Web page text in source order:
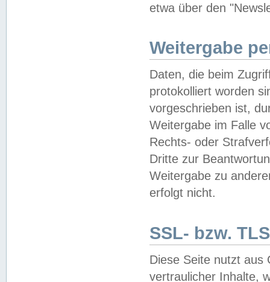
etwa über den
Weitergabe
Daten, die beim
protokolliert worden
vorgeschrieben ist,
Weitergabe im Falle
Rechts- oder
Dritte zur
Weitergabe zu
erfolgt nicht.
SSL- bzw.
Diese Seite nutzt aus
vertraulicher Inhalte,